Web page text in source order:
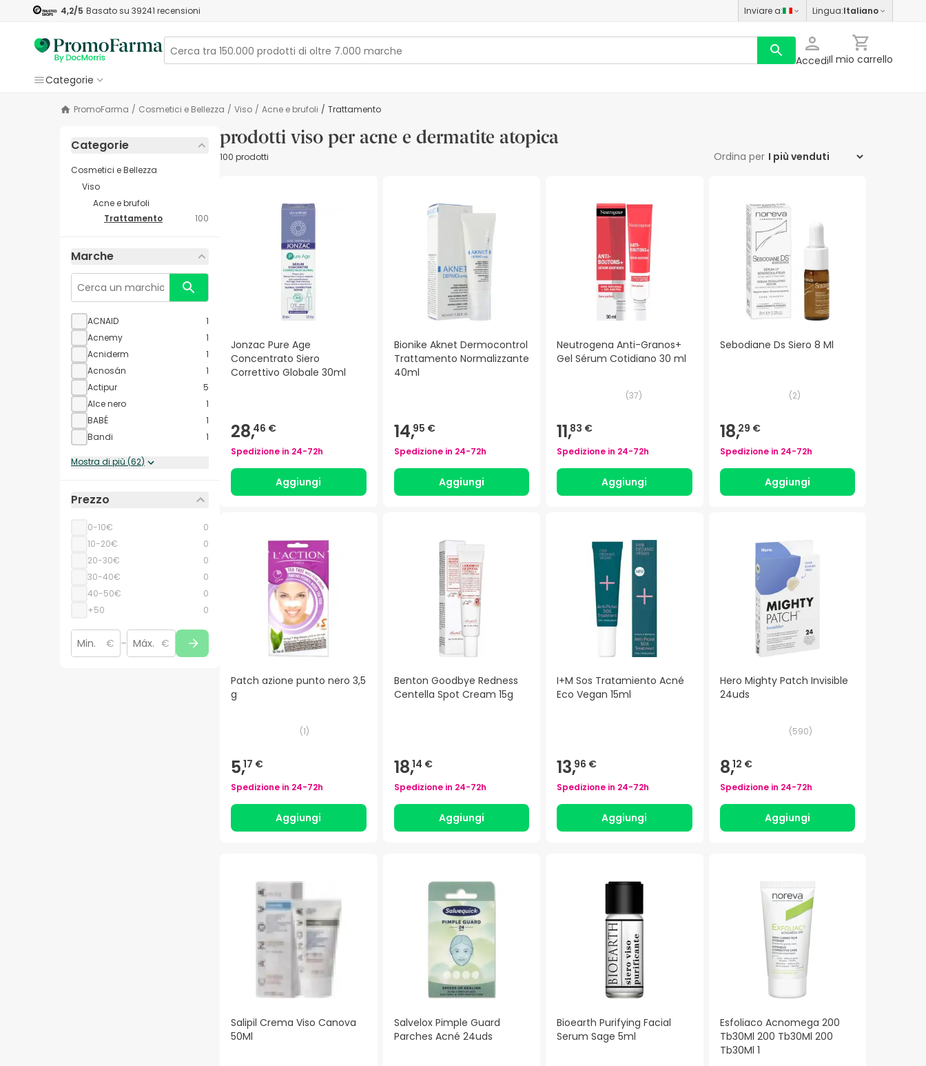
4,2/5 Basato su 39241 recensioni Inviare a: Lingua:Italiano
AccediIl mio carrello
Categorie
PromoFarma / Cosmetici e Bellezza / Viso / Acne e brufoli / Trattamento
Categorie
Cosmetici e Bellezza
Viso
Acne e brufoli
Trattamento
100
Marche
ACNAID
1
Acnemy
1
Acniderm
1
Acnosán
1
Actipur
5
Alce nero
1
BABÉ
1
Bandi
1
Mostra di più (62)
Prezzo
0-10€
0
10-20€
0
20-30€
0
30-40€
0
40-50€
0
+50
0
€ – €
prodotti viso per acne e dermatite atopica
100 prodotti Ordina per
Jonzac Pure Age
Concentrato Siero
Correttivo Globale 30ml
28,46 €
Spedizione in 24-72h
Aggiungi
Bionike Aknet Dermocontrol
Trattamento Normalizzante
40ml
14,95 €
Spedizione in 24-72h
Aggiungi
Neutrogena Anti-Granos+
Gel Sérum Cotidiano 30 ml
(37)
11,83 €
Spedizione in 24-72h
Aggiungi
Sebodiane Ds Siero 8 Ml
(2)
18,29 €
Spedizione in 24-72h
Aggiungi
Patch azione punto nero 3,5
g
(1)
5,17 €
Spedizione in 24-72h
Aggiungi
Benton Goodbye Redness
Centella Spot Cream 15g
18,14 €
Spedizione in 24-72h
Aggiungi
I+M Sos Tratamiento Acné
Eco Vegan 15ml
13,96 €
Spedizione in 24-72h
Aggiungi
Hero Mighty Patch Invisible
24uds
(590)
8,12 €
Spedizione in 24-72h
Aggiungi
Salipil Crema Viso Canova
50Ml
Salvelox Pimple Guard
Parches Acné 24uds
Bioearth Purifying Facial
Serum Sage 5ml
Esfoliaco Acnomega 200
Tb30Ml 200 Tb30Ml 200
Tb30Ml 1